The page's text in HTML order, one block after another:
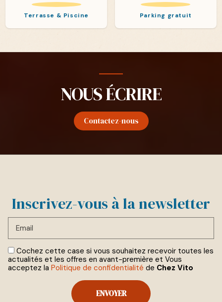
Terrasse & Piscine Parking gratuit
NOUS ÉCRIRE
Contactez-nous
Inscrivez-vous à la newsletter
Email
Cochez cette case si vous souhaitez recevoir toutes les
actualités et les offres en avant-première et Vous
acceptez la Politique de confidentialité de Chez Vito